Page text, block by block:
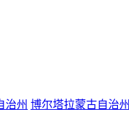
治州 博尔塔拉蒙古自治州